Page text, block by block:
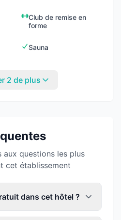
Club de remise en
forme
Sauna
2 de plus
aux questions les plus
cet établissement
dans cet hôtel ?